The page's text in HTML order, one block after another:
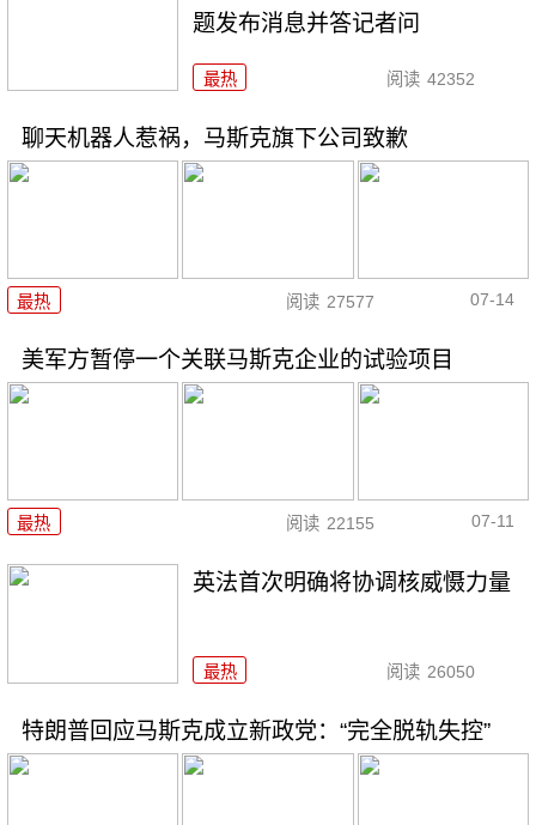
题发布消息并答记者问
最热 阅读 42352
聊天机器人惹祸，马斯克旗下公司致歉
最热 阅读 27577 07-14
美军方暂停一个关联马斯克企业的试验项目
最热 阅读 22155 07-11
英法首次明确将协调核威慑力量
最热 阅读 26050
特朗普回应马斯克成立新政党：“完全脱轨失控”